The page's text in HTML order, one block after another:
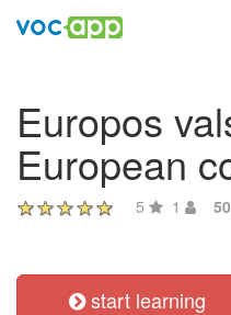
Europos
European
5 1
start learning